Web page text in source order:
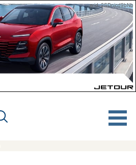
erid: 2SDnjcd9bNb